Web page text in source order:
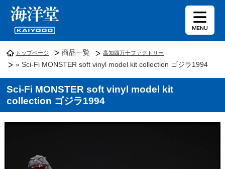
トップページ 商品一覧 高知四万十ファクトリー
» Sci-Fi MONSTER soft vinyl model kit collection ゴジラ1994
Sci-Fi MONSTER soft vinyl model kit
collection ゴジラ1994